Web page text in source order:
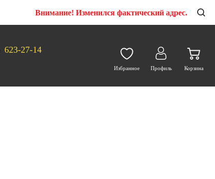
Внимание! Изменился фактический адрес.
623-27-14
Избранное Профиль Корзина